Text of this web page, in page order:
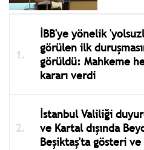
İBB'ye yönelik
görülen ilk
görüldü: Mahkeme
kararı verdi
İstanbul Valiliği
ve Kartal dışında
Beşiktaş'ta gösteri